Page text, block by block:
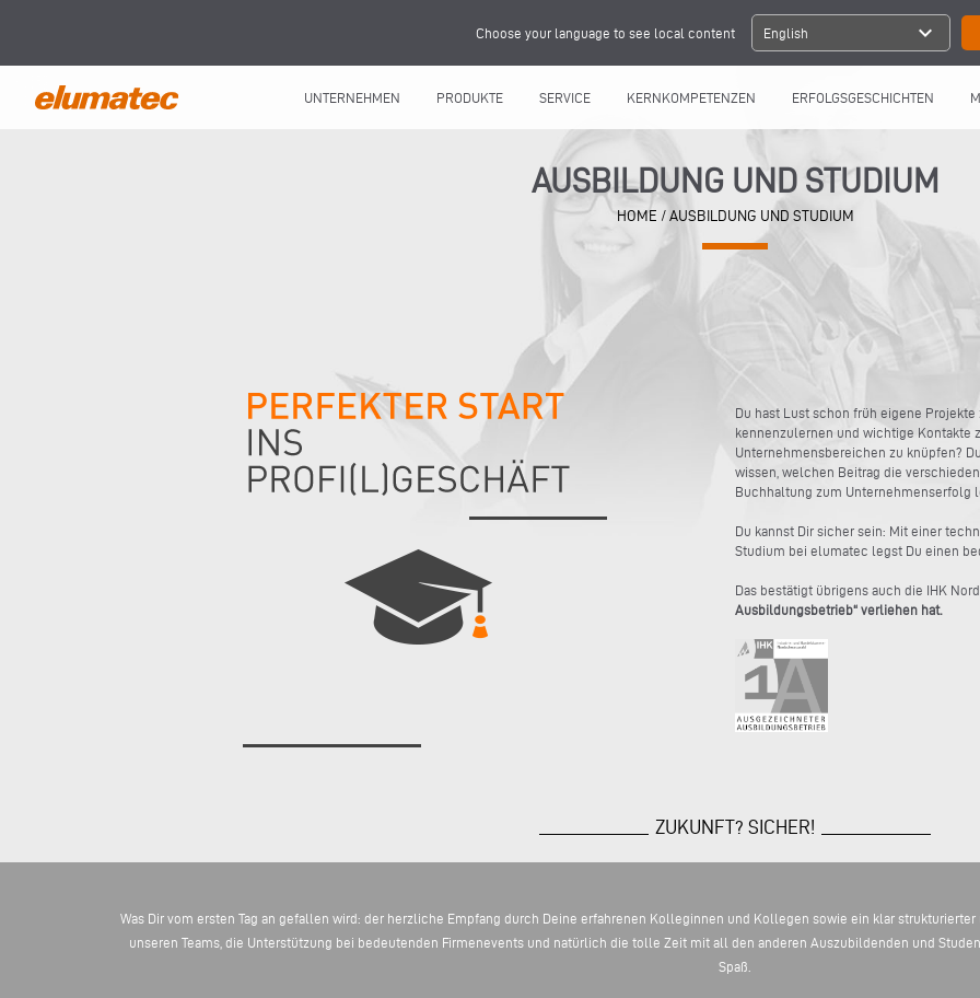
Choose your language to see local content English expand_more
UNTERNEHMEN PRODUKTE SERVICE KERNKOMPETENZEN ERFOLGSGESCHICHTEN
AUSBILDUNG UND STUDIUM
HOME / AUSBILDUNG UND STUDIUM
Du hast Lust schon früh eigene
kennenzulernen und wichtige Kontakte
Unternehmensbereichen zu knüpfen?
wissen, welchen Beitrag die
Buchhaltung zum Unternehmenserfolg
Du kannst Dir sicher sein: Mit einer
Studium bei elumatec legst Du einen
Das bestätigt übrigens auch die IHK
Ausbildungsbetrieb“ verliehen hat.
ZUKUNFT? SICHER!
Was Dir vom ersten Tag an gefallen wird: der herzliche Empfang durch Deine erfahrenen Kolleginnen und Kollegen sowie ein klar
unseren Teams, die Unterstützung bei bedeutenden Firmenevents und natürlich die tolle Zeit mit all den anderen Auszubildenden und
Spaß.